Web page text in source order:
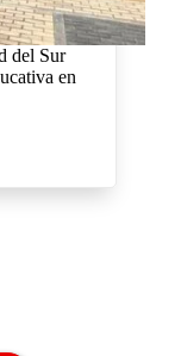
del Sur
en